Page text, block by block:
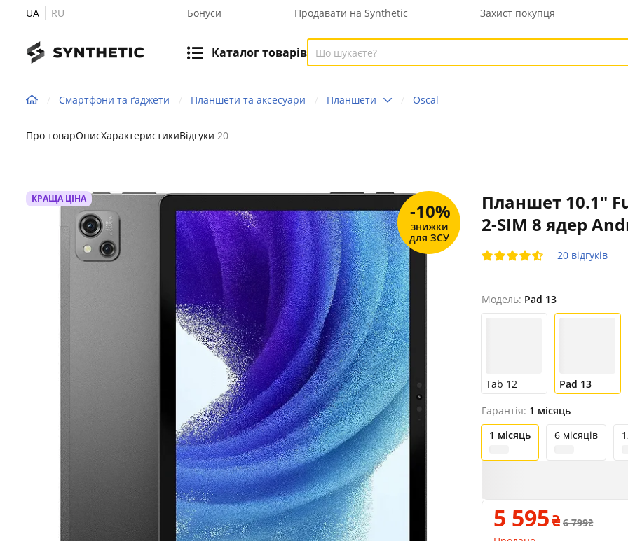
UA RU Бонуси Продавати на Synthetic Захист покупця
Каталог товарів
Смартфони та ґаджети Планшети та аксесуари Планшети Oscal
Про товарОписХарактеристикиВідгуки 20
Планшет 10.1"
2-SIM 8 ядер
20 відгуків
КРАЩА ЦІНА
-10%
знижки
для ЗСУ
Модель: Pad 13
Tab 12 Pad 13
Гарантія: 1 місяць
1 місяць
6 місяців
5 595
6 799